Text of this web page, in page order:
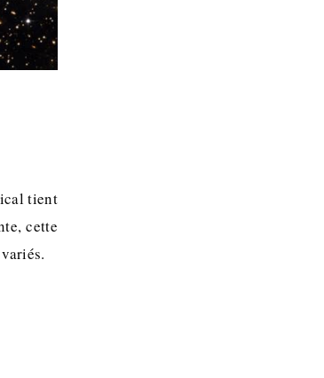
tient
cette